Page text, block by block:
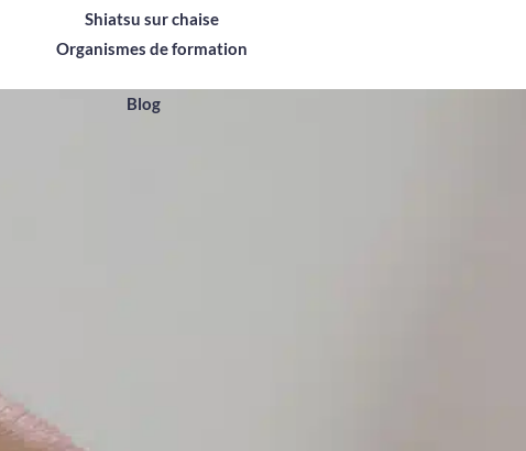
Shiatsu sur chaise
Organismes de formation
Blog